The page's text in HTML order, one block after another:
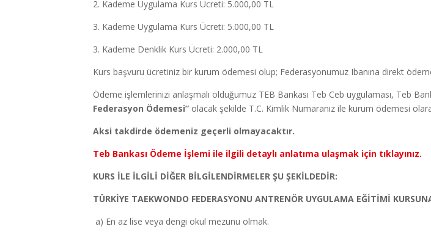
2. Kademe Uygulama Kurs Ücreti: 5.000,00 TL
3. Kademe Uygulama Kurs Ücreti: 5.000,00 TL
3. Kademe Denklik Kurs Ücreti: 2.000,00 TL
Kurs başvuru ücretiniz bir kurum ödemesi olup; Federasyonumuz Ibanına direkt ödeme
Ödeme işlemlerinizi anlaşmalı olduğumuz TEB Bankası Teb Ceb uygulaması, Teb
Federasyon Ödemesi” olacak şekilde T.C. Kimlik Numaranız ile kurum ödemesi
Aksi takdirde ödemeniz geçerli olmayacaktır.
Teb Bankası Ödeme İşlemi ile ilgili detaylı anlatıma ulaşmak için tıklayınız.
KURS İLE İLGİLİ DİĞER BİLGİLENDİRMELER ŞU ŞEKİLDEDİR:
TÜRKİYE TAEKWONDO FEDERASYONU ANTRENÖR UYGULAMA EĞİTİMİ
a) En az lise veya dengi okul mezunu olmak.